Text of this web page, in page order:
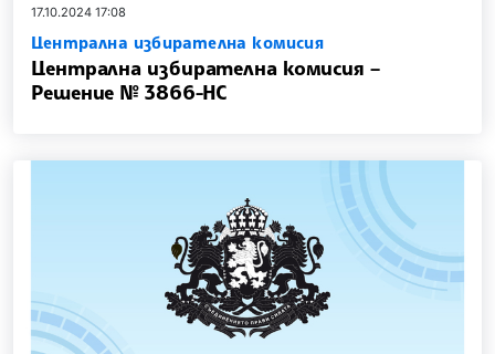
17.10.2024 17:08
Централна избирателна комисия
Централна избирателна комисия –
Решение № 3866-НС